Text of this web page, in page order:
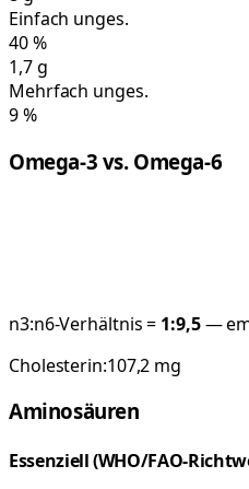
Einfach unges.
40%
1,7g
Mehrfach unges.
9%
Omega-3 vs. Omega-6
n3:n6-Verhältnis = 1:9,5—
Cholesterin:107,2 mg
Aminosäuren
Essenziell (WHO/FAO-